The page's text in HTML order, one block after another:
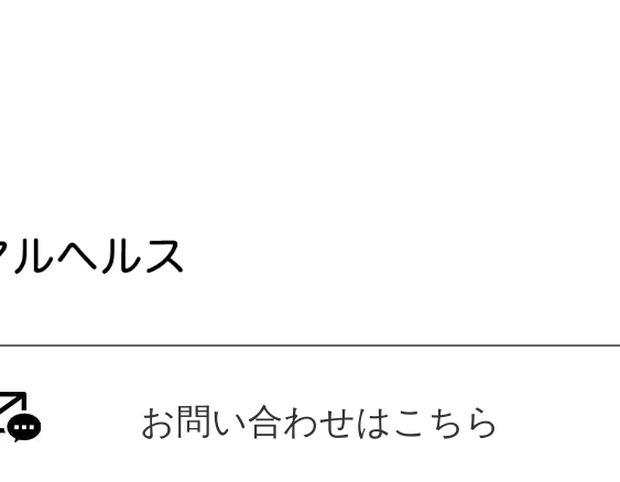
お問い合わせはこちら